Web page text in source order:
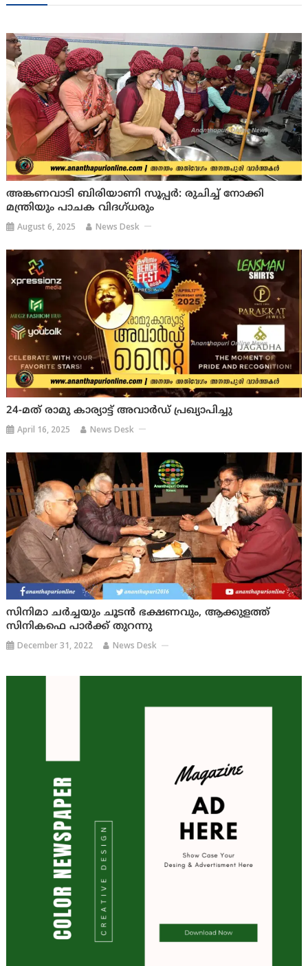
അങ്കണവാടി ബിരിയാണി സൂപ്പര്‍: രുചിച്ച് നോക്കി
മന്ത്രിയും പാചക വിദഗ്ധരും
August 6, 2025 News Desk
24-മത് രാമു കാര്യാട്ട് അവാർഡ് പ്രഖ്യാപിച്ചു
April 16, 2025 News Desk
സിനിമാ ചർച്ചയും ചൂടൻ ഭക്ഷണവും, ആക്കുളത്ത്
സിനികഫെ പാർക്ക് തുറന്നു
December 31, 2022 News Desk